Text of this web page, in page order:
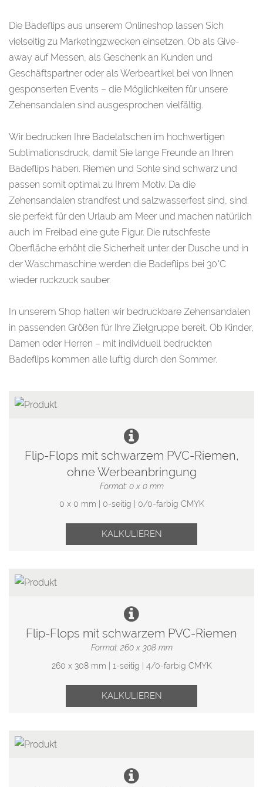
Die Badeflips aus unserem Onlineshop lassen Sich
vielseitig zu Marketingzwecken einsetzen. Ob als Give-
away auf Messen, als Geschenk an Kunden und
Geschäftspartner oder als Werbeartikel bei von Ihnen
gesponserten Events – die Möglichkeiten für unsere
Zehensandalen sind ausgesprochen vielfältig.
Wir bedrucken Ihre Badelatschen im hochwertigen
Sublimationsdruck, damit Sie lange Freunde an Ihren
Badeflips haben. Riemen und Sohle sind schwarz und
passen somit optimal zu Ihrem Motiv. Da die
Zehensandalen strandfest und salzwasserfest sind, sind
sie perfekt für den Urlaub am Meer und machen natürlich
auch im Freibad eine gute Figur. Die rutschfeste
Oberfläche erhöht die Sicherheit unter der Dusche und in
der Waschmaschine werden die Badeflips bei 30°C
wieder ruckzuck sauber.
In unserem Shop halten wir bedruckbare Zehensandalen
in passenden Größen für Ihre Zielgruppe bereit. Ob Kinder,
Damen oder Herren – mit individuell bedruckten
Badeflips kommen alle luftig durch den Sommer.
Flip-Flops mit schwarzem PVC-Riemen,
ohne Werbeanbringung
Format: 0 x 0 mm
0 x 0 mm | 0-seitig | 0/0-farbig CMYK
KALKULIEREN
Flip-Flops mit schwarzem PVC-Riemen
Format: 260 x 308 mm
260 x 308 mm | 1-seitig | 4/0-farbig CMYK
KALKULIEREN